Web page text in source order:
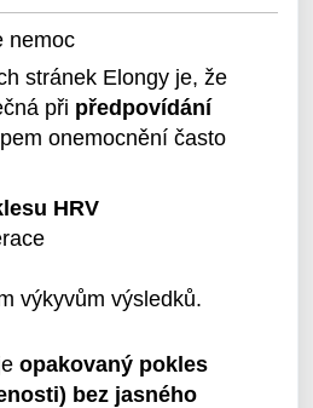
nemoc
stránek Elongy je, že
při předpovídání
onemocnění často
HRV
výkyvům výsledků.
opakovaný pokles
bez jasného